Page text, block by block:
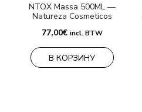
NTOX Massa 500ML —
Natureza Cosmeticos
77,00€ incl. BTW
В КОРЗИНУ